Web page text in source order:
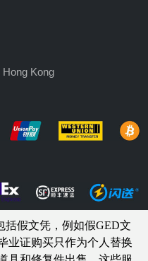
Hong Kong
括假文凭，例如假GED文
业证购买只作为个人替换